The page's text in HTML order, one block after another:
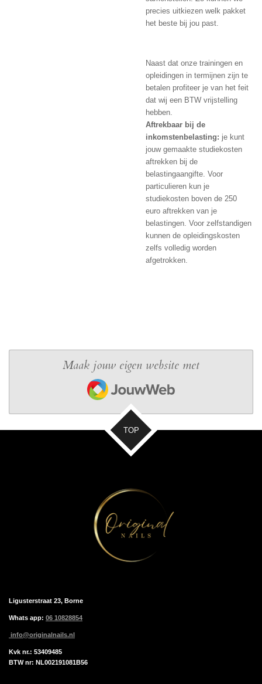
precies uitkiezen welk pakket
het beste bij jou past.
Naast dat onze trainingen en
opleidingen in termijnen zijn te
betalen profiteer je van het feit
dat wij een BTW vrijstelling
hebben.
Aftrekbaar bij de
inkomstenbelasting: je kunt
jouw gemaakte studiekosten
aftrekken bij de
belastingaangifte. Voor
particulieren kun je
studiekosten boven de 250
euro aftrekken van je
belastingen. Voor zelfstandigen
kunnen de opleidingskosten
zelfs volledig worden
afgetrokken.
Maak jouw eigen website met
JouwWeb
TOP
Ligusterstraat 23, Borne
Whats app: 06 10828854
info@originalnails.nl
Kvk nr.: 53409485
BTW nr: NL002191081B56